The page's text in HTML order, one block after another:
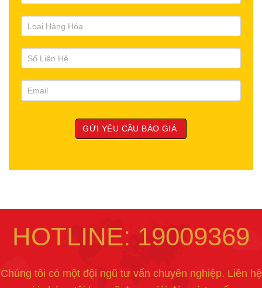
HOTLINE: 19009369
Chúng tôi có một đội ngũ tư vấn chuyên nghiệp. Liên hệ